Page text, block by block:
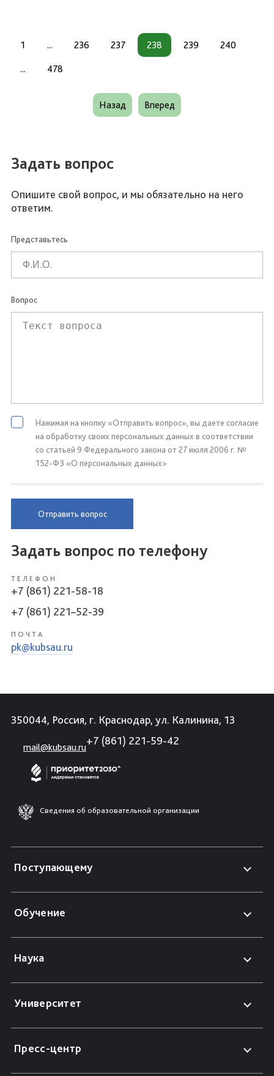
1 ... 236 237 238 239 240
... 478
Назад Вперед
Задать вопрос
Опишите свой вопрос, и мы обязательно на него
ответим.
Представьтесь
Вопрос
Нажимая на кнопку «Отправить вопрос», вы даете согласие
на обработку своих персональных данных в соответствии
со статьей 9 Федерального закона от 27 июля 2006 г. №
152-ФЗ «О персональных данных»
Отправить вопрос
Задать вопрос по телефону
ТЕЛЕФОН
+7 (861) 221-58-18
+7 (861) 221–52-39
ПОЧТА
pk@kubsau.ru
350044, Россия, г. Краснодар, ул. Калинина, 13
mail@kubsau.ru
+7 (861) 221-59-42
Сведения об образовательной организации
Поступающему
Обучение
Наука
Университет
Пресс-центр